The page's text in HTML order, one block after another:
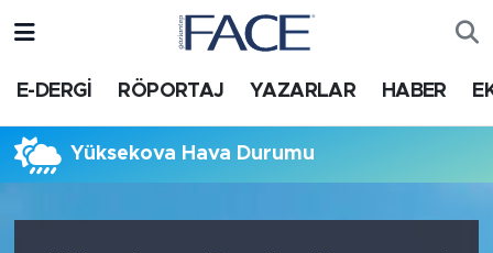
E-DERGİ RÖPORTAJ YAZARLAR HABER
Yüksekova Hava Durumu
HABER
Nöbetçi Eczaneler